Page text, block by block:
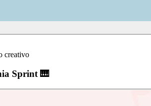
creativo
Sprint 🎹